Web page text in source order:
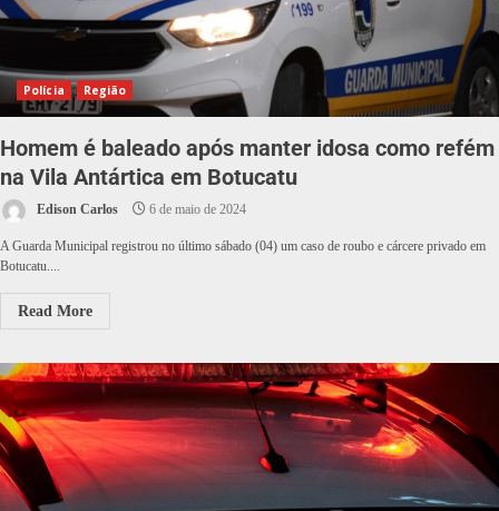
Polícia Região
Homem é baleado após manter idosa como refém
na Vila Antártica em Botucatu
Edison Carlos 6 de maio de 2024
A Guarda Municipal registrou no último sábado (04) um caso de roubo e cárcere privado em
Botucatu....
Read More